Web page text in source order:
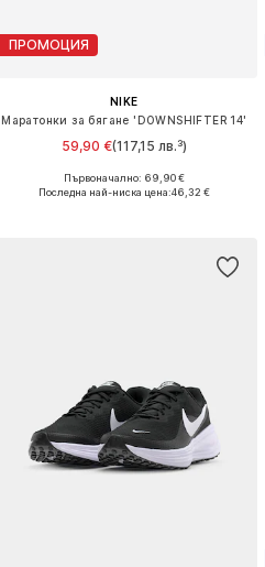
ПРОМОЦИЯ
NIKE
Маратонки за бягане 'DOWNSHIFTER 14'
59,90 €(117,15 лв.³)
Предлага се в много размери
Първоначално: 69,90 €
Последна най-ниска цена:46,32 €